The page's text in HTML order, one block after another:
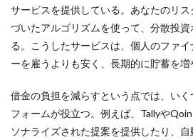
サービスを提供している。あなたのリ
づいたアルゴリズムを使って、分散投
る。こうしたサービスは、個人のファ
ーを雇うよりも安く、長期的に貯蓄を増
借金の負担を減らすという点では、い
フォームが役立つ。例えば、Tallyや
ソナライズされた提案を提供したり、